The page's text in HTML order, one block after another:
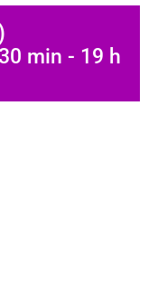
min - 19 h